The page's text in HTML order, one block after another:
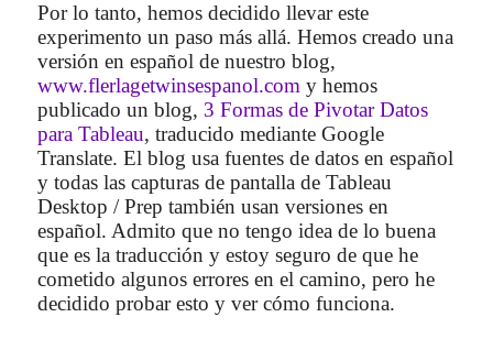
Por lo tanto, hemos decidido llevar este
experimento un paso más allá. Hemos creado una
versión en español de nuestro blog,
www.flerlagetwinsespanol.comy hemos
publicado un blog, 3 Formas de Pivotar Datos
para Tableau, traducido mediante Google
Translate. El blog usa fuentes de datos en español
y todas las capturas de pantalla de Tableau
Desktop / Prep también usan versiones en
español. Admito que no tengo idea de lo buena
que es la traducción y estoy seguro de que he
cometido algunos errores en el camino, pero he
decidido probar esto y ver cómo funciona.